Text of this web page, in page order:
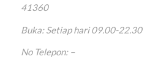
41360
Buka: Setiap hari 09.00-22.30
No Telepon: –